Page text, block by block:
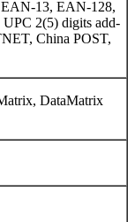
13, EAN-128,
2(5) digits add-
China POST,
DataMatrix